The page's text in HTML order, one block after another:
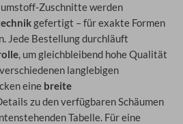
Zuschnitte werden
gefertigt – für exakte Formen
Jede Bestellung durchläuft
, um gleichbleibend hohe Qualität
langlebigen
eine breite
zu den verfügbaren Schäumen
Tabelle. Für eine